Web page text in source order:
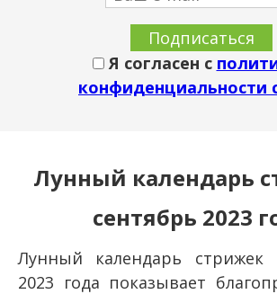
Я согласен с
конфиденциальности
Лунный календарь
сентябрь 2023
Лунный календарь стрижек
2023 года показывает